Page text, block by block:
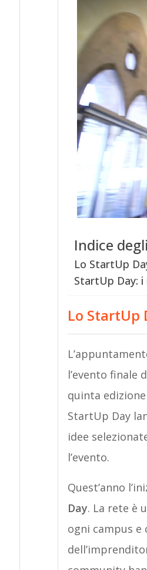
Indice
Lo StartUp
StartUp Day:
Lo StartUp
l’evento finale
quinta
StartUp Day
idee
l’evento.
Quest’anno
Day. La rete è
ogni campus e